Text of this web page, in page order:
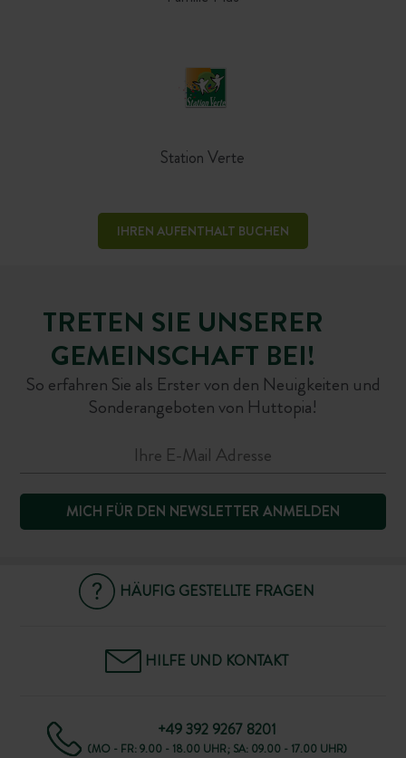
Station Verte
IHREN AUFENTHALT BUCHEN
TRETEN SIE UNSERER
GEMEINSCHAFT BEI!
So erfahren Sie als Erster von den Neuigkeiten und
Sonderangeboten von Huttopia!
MICH FÜR DEN NEWSLETTER ANMELDEN
HÄUFIG GESTELLTE FRAGEN
HILFE UND KONTAKT
+49 392 9267 8201
(MO - FR: 9.00 - 18.00 UHR; SA: 09.00 - 17.00 UHR)